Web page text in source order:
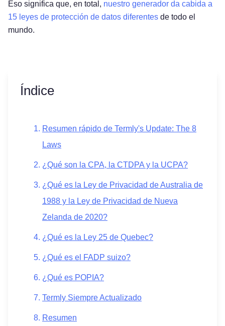
Eso significa que, en total, nuestro generador da cabida a
15 leyes de protección de datos diferentes de todo el
mundo.
Índice
Resumen rápido de Termly's Update: The 8
Laws
¿Qué son la CPA, la CTDPA y la UCPA?
¿Qué es la Ley de Privacidad de Australia de
1988 y la Ley de Privacidad de Nueva
Zelanda de 2020?
¿Qué es la Ley 25 de Quebec?
¿Qué es el FADP suizo?
¿Qué es POPIA?
Termly Siempre Actualizado
Resumen